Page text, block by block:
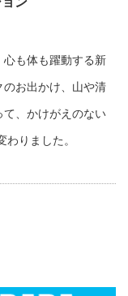
も体も躍動する新
お出かけ、山や清
、かけがえのない
りました。